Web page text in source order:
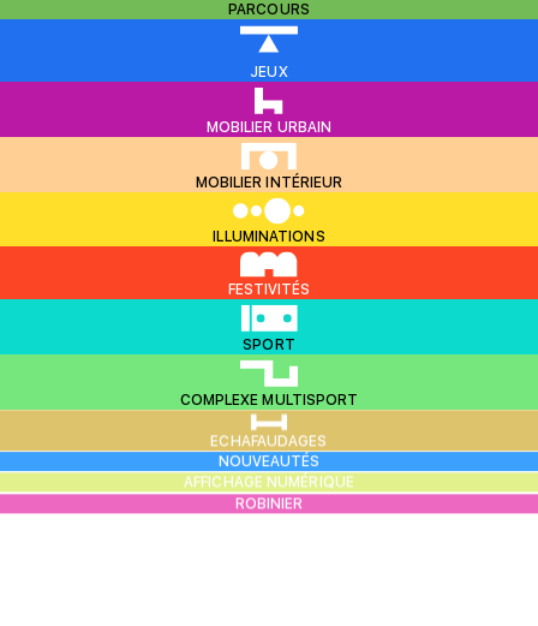
PARCOURS
JEUX
MOBILIER URBAIN
MOBILIER INTÉRIEUR
ILLUMINATIONS
FESTIVITÉS
SPORT
COMPLEXE MULTISPORT
ECHAFAUDAGES
NOUVEAUTÉS
AFFICHAGE NUMÉRIQUE
ROBINIER